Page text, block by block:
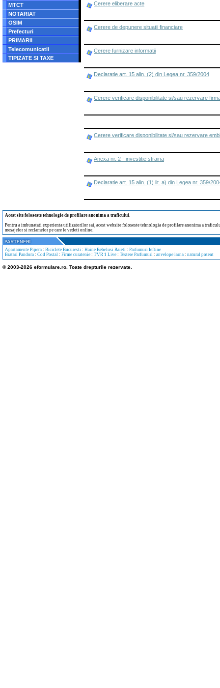
MTCT
NOTARIAT
OSIM
Prefecturi
PRIMARII
Telecomunicatii
TIPIZATE SI TAXE
Cerere eliberare acte
Cerere de depunere situatii financiare
Cerere furnizare informatii
Declaratie art. 15 alin. (2) din Legea nr. 359/2004
Cerere verificare disponibilitate si/sau rezervare
Cerere verificare disponibilitate si/sau rezervare
Anexa nr. 2 - investitie straina
Declaratie art. 15 alin. (1) lit. a) din Legea nr. 359/
Acest site foloseste tehnologie de profilare anonima a traficului.
Pentru a imbunatati experienta utilizatorilor sai, acest website foloseste tehnologia de profilare anonima a
mesajelor si reclamelor pe care le vedeti online.
Apartamente Pipera : Biciclete Bucuresti : Haine Bebelusi Baieti : Parfumuri Ieftine
Bratari Pandora : Cod Postal : Firme curatenie : TVR 1 Live : Testere Parfumuri : anvelope iarna : natural potent
© 2003-2026 eformulare.ro. Toate drepturile rezervate.